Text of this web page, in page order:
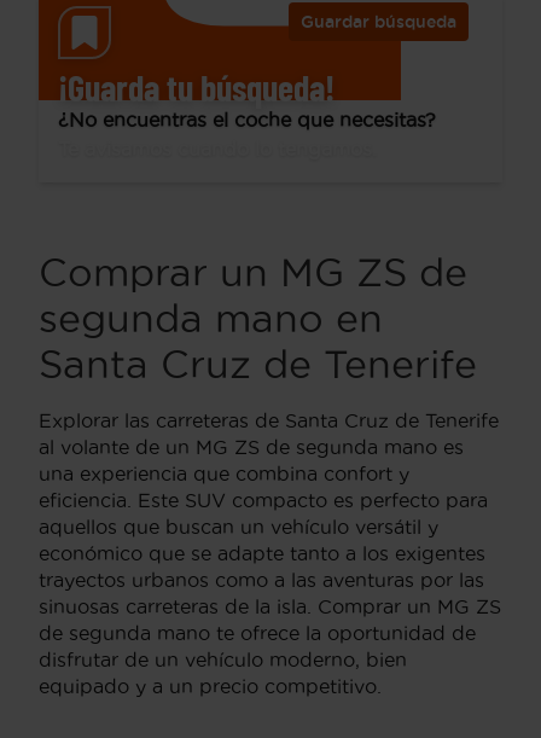
Guardar búsqueda
¡Guarda tu búsqueda!
¿No encuentras el coche que necesitas?
Comprar un MG ZS de
segunda mano en
Santa Cruz de Tenerife
Explorar las carreteras de Santa Cruz de Tenerife
al volante de un MG ZS de segunda mano es
una experiencia que combina confort y
eficiencia. Este SUV compacto es perfecto para
aquellos que buscan un vehículo versátil y
económico que se adapte tanto a los exigentes
trayectos urbanos como a las aventuras por las
sinuosas carreteras de la isla. Comprar un MG ZS
de segunda mano te ofrece la oportunidad de
disfrutar de un vehículo moderno, bien
equipado y a un precio competitivo.